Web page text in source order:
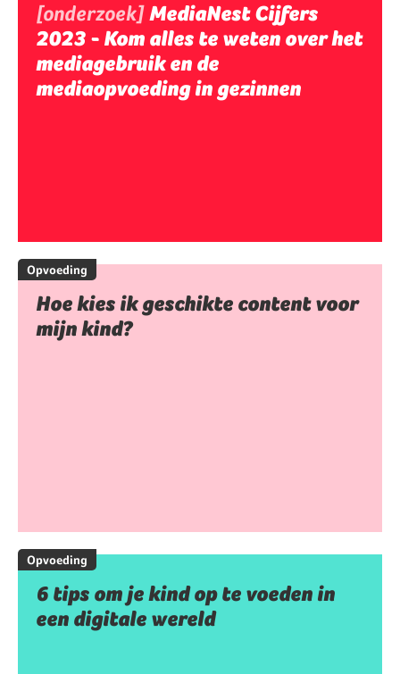
[onderzoek]MediaNest Cijfers
2023 - Kom alles te weten over het
mediagebruik en de
mediaopvoeding in gezinnen
Opvoeding
Hoe kies ik geschikte content voor
mijn kind?
Opvoeding
6 tips om je kind op te voeden in
een digitale wereld